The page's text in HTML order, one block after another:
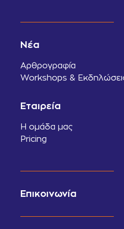
Νέα
Αρθρογραφία
Workshops &
Εταιρεία
Η ομάδα μας
Pricing
Επικοινωνία